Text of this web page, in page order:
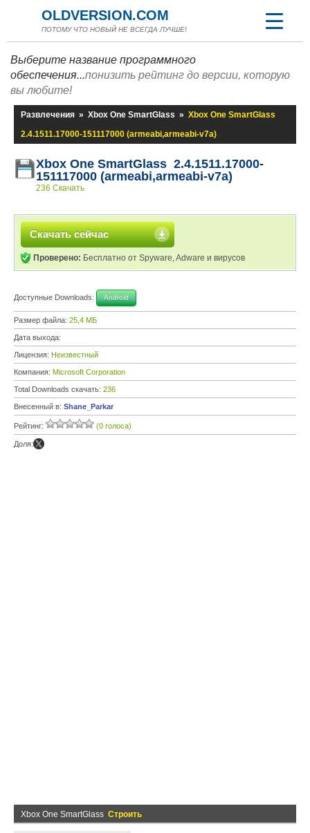
OLDVERSION.COM
ПОТОМУ ЧТО НОВЫЙ НЕ ВСЕГДА ЛУЧШЕ!
Выберите название программного
обеспечения...понизить рейтинг до версии, которую
вы любите!
Развлечения » Xbox One SmartGlass » Xbox One SmartGlass
2.4.1511.17000-151117000 (armeabi,armeabi-v7a)
Xbox One SmartGlass 2.4.1511.17000-
151117000 (armeabi,armeabi-v7a)
236 Скачать
Скачать сейчас
Проверено: Бесплатно от Spyware, Adware и вирусов
Доступные Downloads: Android
Размер файла: 25,4 МБ
Дата выхода:
Лицензия: Неизвестный
Компания: Microsoft Corporation
Total Downloads скачать: 236
Внесенный в: Shane_Parkar
Рейтинг: (0 голоса)
Доля:
Xbox One SmartGlass Строить